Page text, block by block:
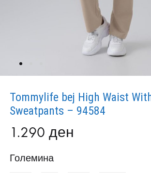
Tommylife bej High Waist
Sweatpants – 94584
1.290 ден
Големина